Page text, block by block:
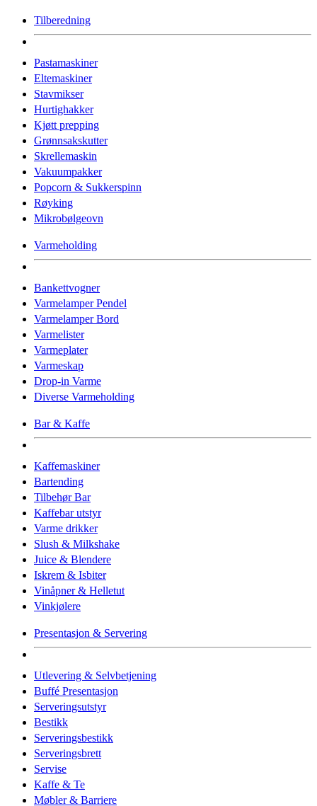
Tilberedning
Pastamaskiner
Eltemaskiner
Stavmikser
Hurtighakker
Kjøtt prepping
Grønnsakskutter
Skrellemaskin
Vakuumpakker
Popcorn & Sukkerspinn
Røyking
Mikrobølgeovn
Varmeholding
Bankettvogner
Varmelamper Pendel
Varmelamper Bord
Varmelister
Varmeplater
Varmeskap
Drop-in Varme
Diverse Varmeholding
Bar & Kaffe
Kaffemaskiner
Bartending
Tilbehør Bar
Kaffebar utstyr
Varme drikker
Slush & Milkshake
Juice & Blendere
Iskrem & Isbiter
Vinåpner & Helletut
Vinkjølere
Presentasjon & Servering
Utlevering & Selvbetjening
Buffé Presentasjon
Serveringsutstyr
Bestikk
Serveringsbestikk
Serveringsbrett
Servise
Kaffe & Te
Møbler & Barriere